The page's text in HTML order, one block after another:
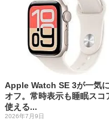
Apple Watch SE 3が一気
オフ。常時表示も睡眠スコ
使える...
2026年7月9日